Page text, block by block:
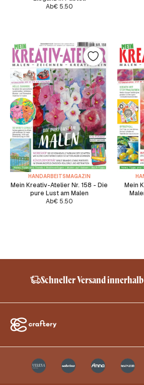
Ab€5.50
HANDARBEITSMAGAZIN
Mein Kreativ-Atelier Nr. 158 - Die
pure Lust am Malen
Ab€5.50
Mein
Sheep Friendly